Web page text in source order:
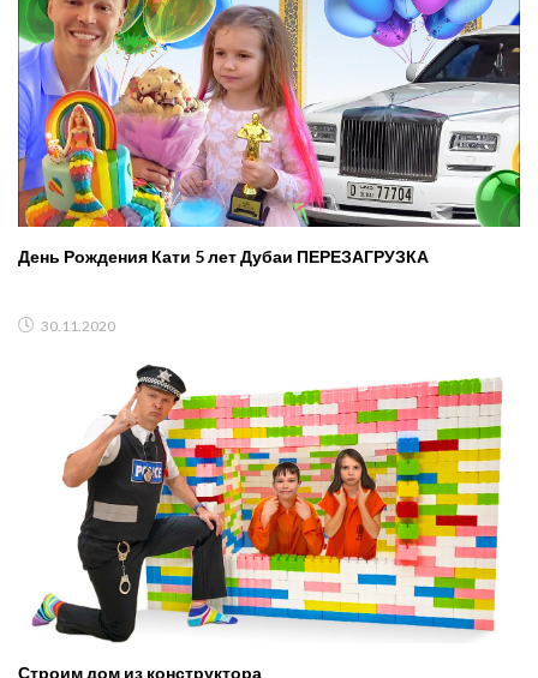
День Рождения Кати 5 лет Дубаи ПЕРЕЗАГРУЗКА
30.11.2020
Строим дом из конструктора